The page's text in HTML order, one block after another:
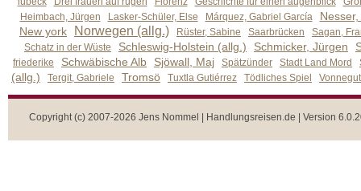
Heimbach, Jürgen
Lasker-Schüler, Else Márquez, Gabriel García
New york
Norwegen (allg.) Rüster, Sabine Saarbrücken
Sagan,
Schatz in der Wüste
Schleswig-Holstein (allg.) Schmicker, Jürgen
friederike Schwäbische Alb Sjöwall, Maj Spätzünder Stadt Land Mord
(allg.) Tergit, Gabriele Tromsö Tuxtla Gutiérrez Tödliches Spiel
Copyright (c) 2007-2026 Jens Nommel | Handlungsreisen.de | Version